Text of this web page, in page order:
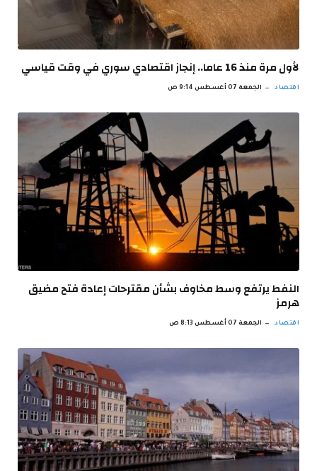
لأول مرة منذ 16 عاما.. إنجاز اقتصادي سوري في وقت قياسي
اقتصاد الجمعة 07 أغسطس 9:14 ص
النفط يرتفع وسط مخاوف بشأن مقترحات إعادة فتح مضيق
هرمز
اقتصاد الجمعة 07 أغسطس 8:13 ص